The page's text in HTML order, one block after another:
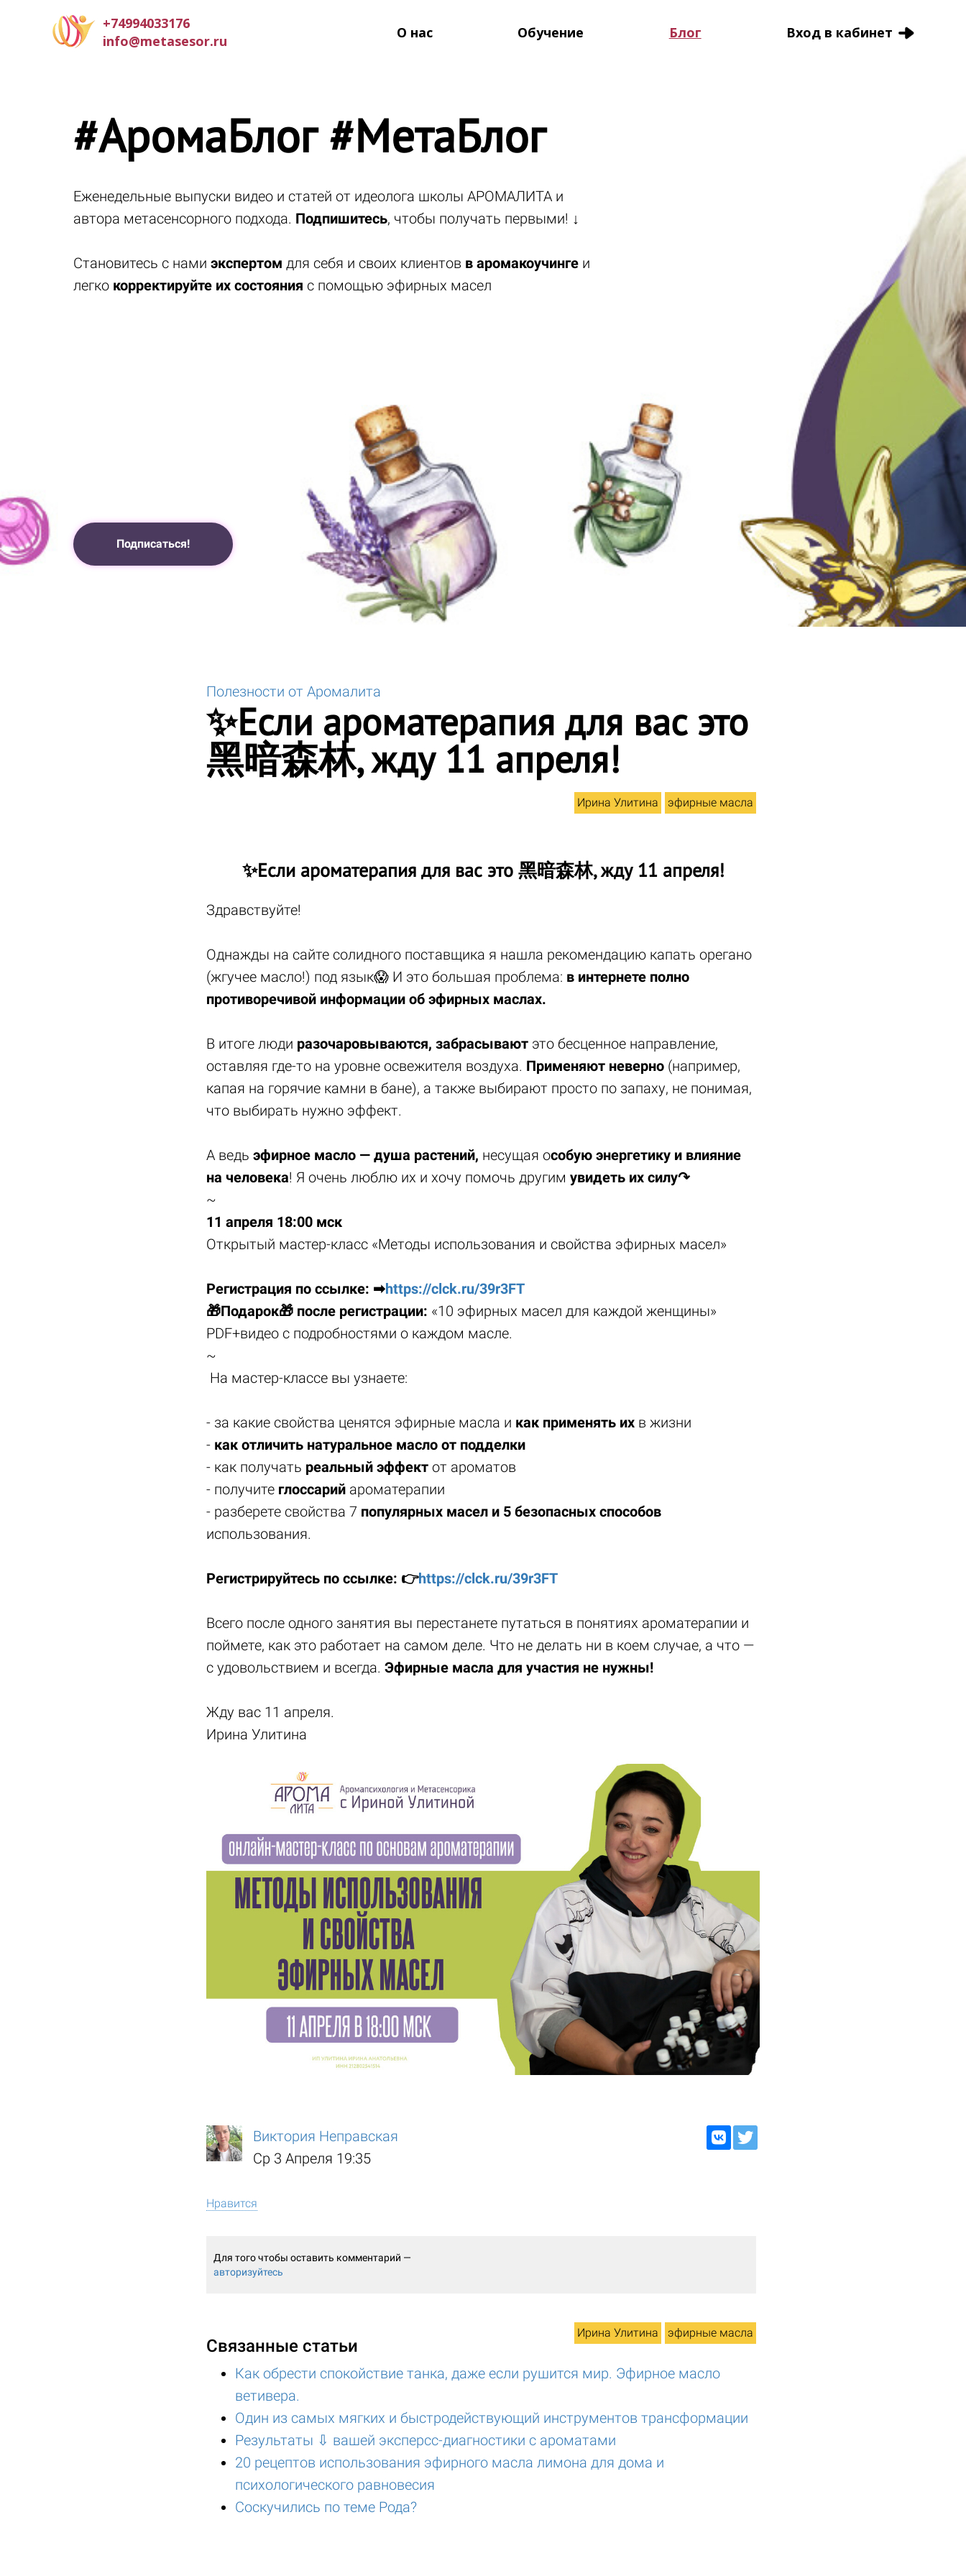
+74994033176
info@metasesor.ru
О нас Обучение Блог Вход в кабинет
#АромаБлог #МетаБлог
Еженедельные выпуски видео и статей от идеолога школы АРОМАЛИТА и
автора метасенсорного подхода. Подпишитесь, чтобы получать первыми! ↓
Становитесь с нами экспертом для себя и своих клиентов в аромакоучинге и
легко корректируйте их состояния с помощью эфирных масел
Подписаться!
Полезности от Аромалита
✨Если ароматерапия для вас это
黑暗森林, жду 11 апреля!
Ирина Улитина эфирные масла
✨Если ароматерапия для вас это 黑暗森林, жду 11 апреля!
Здравствуйте!
Однажды на сайте солидного поставщика я нашла рекомендацию капать орегано
(жгучее масло!) под язык😱 И это большая проблема: в интернете полно
противоречивой информации об эфирных маслах.
В итоге люди разочаровываются, забрасывают это бесценное направление,
оставляя где-то на уровне освежителя воздуха. Применяют неверно (например,
капая на горячие камни в бане), а также выбирают просто по запаху, не понимая,
что выбирать нужно эффект.
А ведь эфирное масло — душа растений, несущая особую энергетику и влияние
на человека! Я очень люблю их и хочу помочь другим увидеть их силу↷
~
11 апреля 18:00 мск
Открытый мастер-класс «Методы использования и свойства эфирных масел»
Регистрация по ссылке: ➡https://clck.ru/39r3FT
🎁Подарок🎁 после регистрации: «10 эфирных масел для каждой женщины»
PDF+видео с подробностями о каждом масле.
~
На мастер-классе вы узнаете:
- за какие свойства ценятся эфирные масла и как применять их в жизни
- как отличить натуральное масло от подделки
- как получать реальный эффект от ароматов
- получите глоссарий ароматерапии
- разберете свойства 7 популярных масел и 5 безопасных способов
использования.
Регистрируйтесь по ссылке: 👉https://clck.ru/39r3FT
Всего после одного занятия вы перестанете путаться в понятиях ароматерапии и
поймете, как это работает на самом деле. Что не делать ни в коем случае, а что —
с удовольствием и всегда. Эфирные масла для участия не нужны!
Жду вас 11 апреля.
Ирина Улитина
Виктория Неправская
Ср 3 Апреля 19:35
Нравится
Для того чтобы оставить комментарий —
авторизуйтесь
Ирина Улитина эфирные масла
Связанные статьи
Как обрести спокойствие танка, даже если рушится мир. Эфирное масло
ветивера.
Один из самых мягких и быстродействующий инструментов трансформации
Результаты ⇩ вашей эксперсс-диагностики с ароматами
20 рецептов использования эфирного масла лимона для дома и
психологического равновесия
Соскучились по теме Рода?